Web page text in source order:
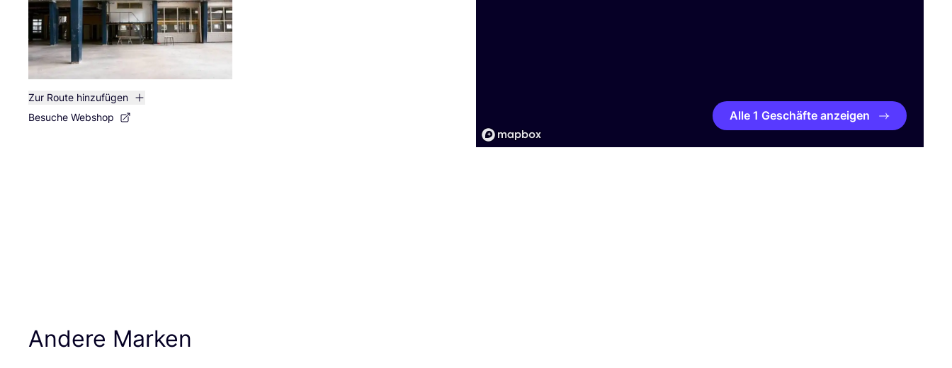
Zur Route hinzufügen
Besuche Webshop
Alle 1 Geschäfte anzeigen
Andere Marken